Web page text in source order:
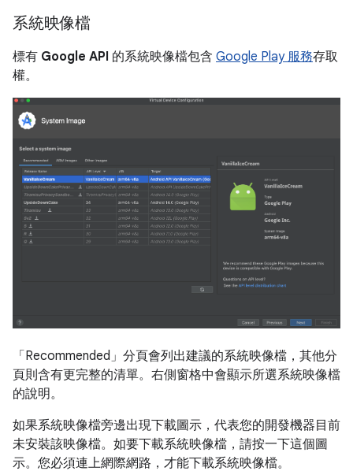
系統映像檔
標有 Google API 的系統映像檔包含 Google Play 服務存取
權。
「Recommended」 分頁會列出建議的系統映像檔，其他分
頁則含有更完整的清單。右側窗格中會顯示所選系統映像檔
的說明。
如果系統映像檔旁邊出現下載圖示，代表您的開發機器目前
未安裝該映像檔。如要下載系統映像檔，請按一下這個圖
示。您必須連上網際網路，才能下載系統映像檔。